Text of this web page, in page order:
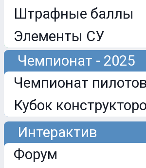
Штрафные баллы
Элементы СУ
Чемпионат - 2025
Чемпионат пилотов
Кубок
Интерактив
Форум